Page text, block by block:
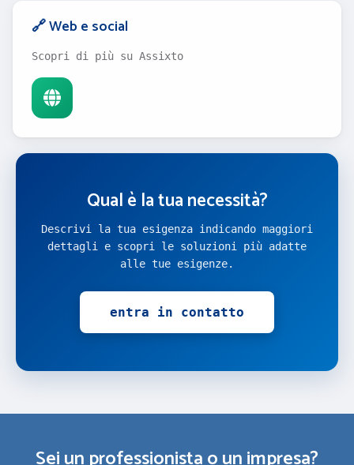
🔗 Web e social
Scopri di più su Assixto
Qual è la tua necessità?
Descrivi la tua esigenza indicando maggiori
dettagli e scopri le soluzioni più adatte
alle tue esigenze.
entra in contatto